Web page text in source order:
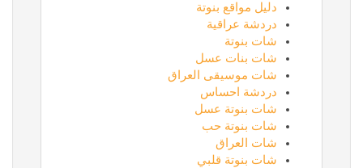
دليل مواقع بنوتة
دردشة عراقية
شات بنوتة
شات بنات عسل
شات موسيقى العراق
دردشة احساس
شات بنوتة عسل
شات بنوتة حب
شات العراق
شات بنوتة قلبي